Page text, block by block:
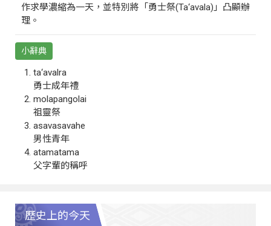
作求學濃縮為一天，並特別將「勇士祭(Ta‘avala)」凸顯辦
理。
小辭典
ta‘avalra
勇士成年禮
molapangolai
祖靈祭
asavasavahe
男性青年
atamatama
父字輩的稱呼
歷史上的今天